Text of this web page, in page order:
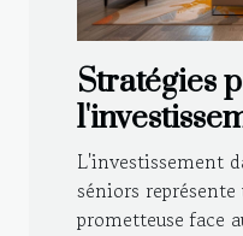
Stratégies
résidences
L'investissement
séniors
prometteuse face